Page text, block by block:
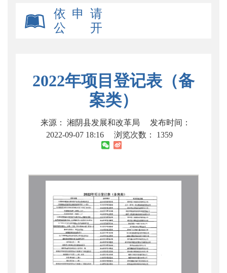
依 申 请
公 开
2022年项目登记表（备
案类）
来源： 湘阴县发展和改革局
发布时间：
2022-09-07 18:16
浏览次数： 1359